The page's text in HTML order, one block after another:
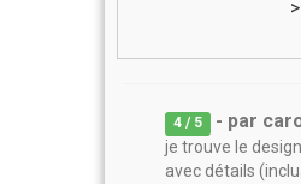
4 / 5 - par
je trouve le
avec détails